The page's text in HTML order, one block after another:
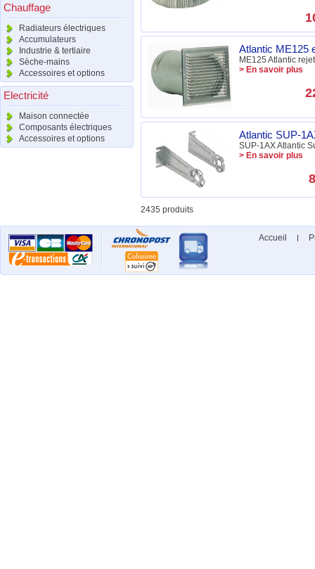
Chauffage
Radiateurs électriques
Accumulateurs
Industrie & tertiaire
Sèche-mains
Accessoires et options
Electricité
Maison connectée
Composants électriques
Accessoires et options
Atlantic ME125
ME125 Atlantic
> En savoir plus
Atlantic SUP-
SUP-1AX Atlantic
> En savoir plus
2435 produits
Accueil